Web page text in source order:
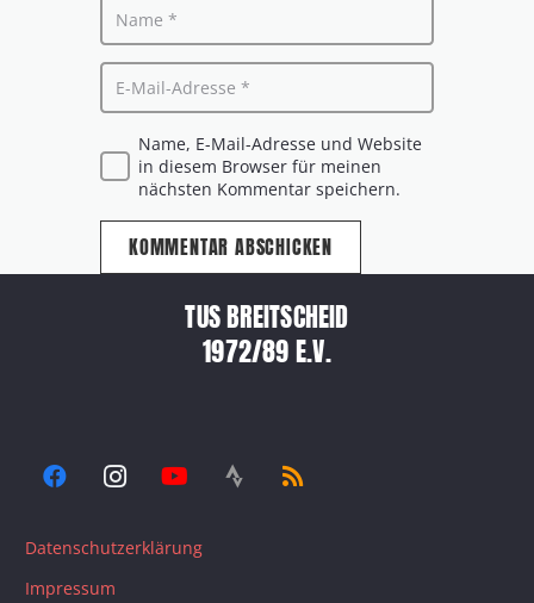
Name, E-Mail-Adresse und Website
in diesem Browser für meinen
nächsten Kommentar speichern.
KOMMENTAR ABSCHICKEN
TUS BREITSCHEID
1972/89 E.V.
Datenschutzerklärung
Impressum